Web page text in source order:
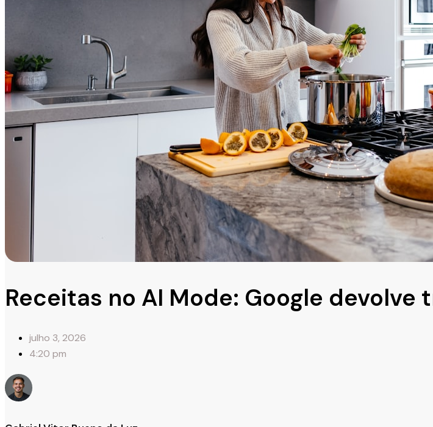
Receitas no AI Mode: Google devolve
julho 3, 2026
4:20 pm